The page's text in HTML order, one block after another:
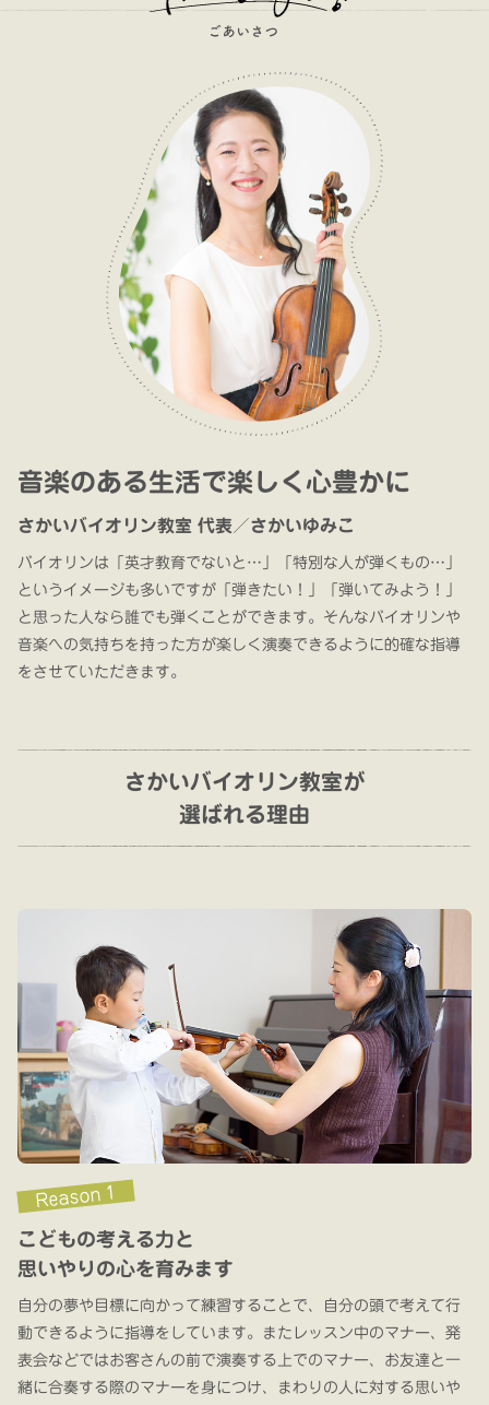
音楽のある生活で楽しく心豊かに
さかいバイオリン教室 代表／さかいゆみこ
バイオリンは「英才教育でないと…」「特別な人が弾くもの…」
というイメージも多いですが「弾きたい！」「弾いてみよう！」
と思った人なら誰でも弾くことができます。そんなバイオリンや
音楽への気持ちを持った方が楽しく演奏できるように的確な指導
をさせていただきます。
さかいバイオリン教室が
選ばれる理由
Reason 1
こどもの考える力と
思いやりの心を育みます
自分の夢や目標に向かって練習することで、自分の頭で考えて行
動できるように指導をしています。またレッスン中のマナー、発
表会などではお客さんの前で演奏する上でのマナー、お友達と一
緒に合奏する際のマナーを身につけ、まわりの人に対する思いや